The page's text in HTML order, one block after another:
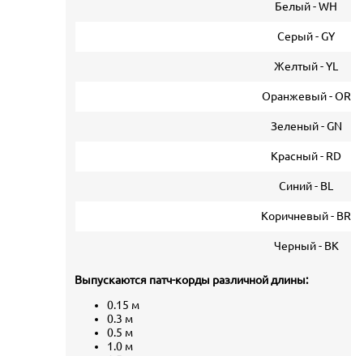
Белый - WH
Серый - GY
Желтый - YL
Оранжевый - OR
Зеленый - GN
Красный - RD
Синий - BL
Коричневый - BR
Черный - BK
Выпускаются патч-корды различной длины:
0.15 м
0.3 м
0.5 м
1.0 м